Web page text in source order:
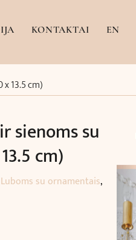
KONTAKTAI EN
13.5 cm)
sienoms su
cm)
su ornamentais,